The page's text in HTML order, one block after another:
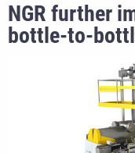
NGR further
bottle-to-